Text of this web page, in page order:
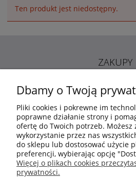
Ten produkt jest niedostępny.
ZAKUPY
POMOC
MOJE
Dbamy o Twoją
Pliki cookies i pokrewne im
poprawne działanie strony i
ofertę do Twoich potrzeb. Możesz
wykorzystanie przez nas
do sklepu lub dostosować użycie
preferencji, wybierając opcję
Więcej o plikach cookies
prywatności.